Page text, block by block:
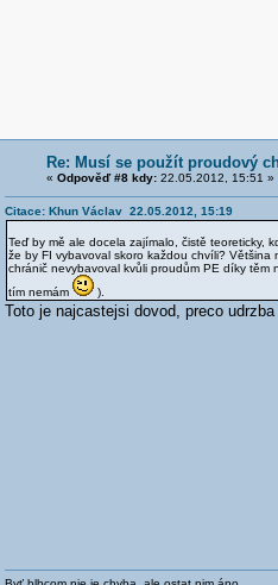
Re: Musí se použít proudový
« Odpověď #8 kdy:22.05.2012, 15:51 »
Citace: Khun Václav 22.05.2012, 15:19
Teď by mě ale docela zajímalo, čistě teoreticky,
že by FI vybavoval skoro každou chvíli?
chránič nevybavoval kvůli proudům PE díky těm
tím nemám
).
Toto je najcastejsi dovod, preco